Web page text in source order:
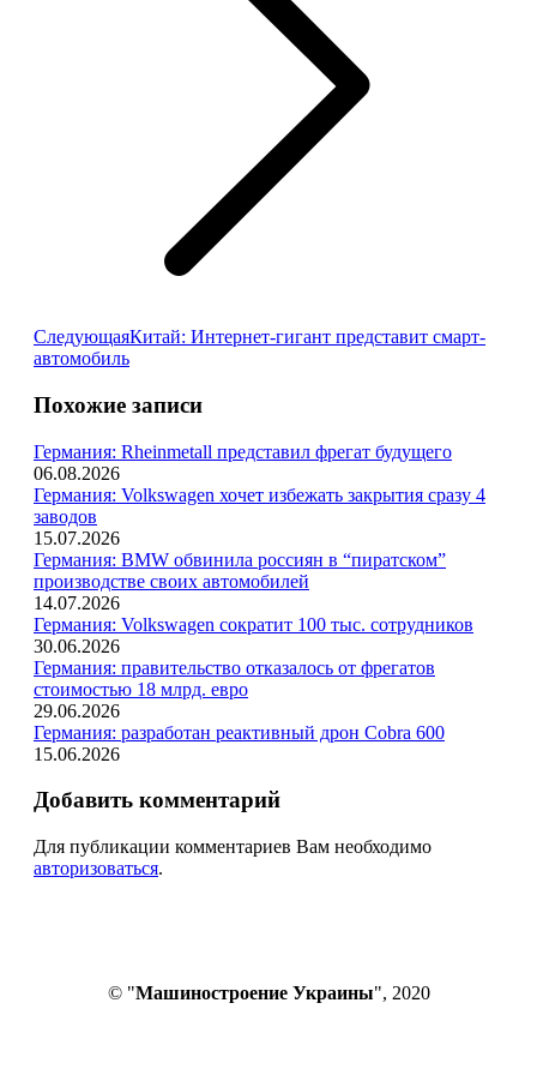
СледующаяСледующая
запись:
Китай: Интернет-гигант представит смарт-
автомобиль
Похожие записи
Германия: Rheinmetall представил фрегат будущего
06.08.2026
Германия: Volkswagen хочет избежать закрытия сразу 4
заводов
15.07.2026
Германия: BMW обвинила россиян в “пиратском”
производстве своих автомобилей
14.07.2026
Германия: Volkswagen сократит 100 тыс. сотрудников
30.06.2026
Германия: правительство отказалось от фрегатов
стоимостью 18 млрд. евро
29.06.2026
Германия: разработан реактивный дрон Cobra 600
15.06.2026
Добавить комментарий
Для публикации комментариев Вам необходимо
авторизоваться.
© "Машиностроение Украины", 2020